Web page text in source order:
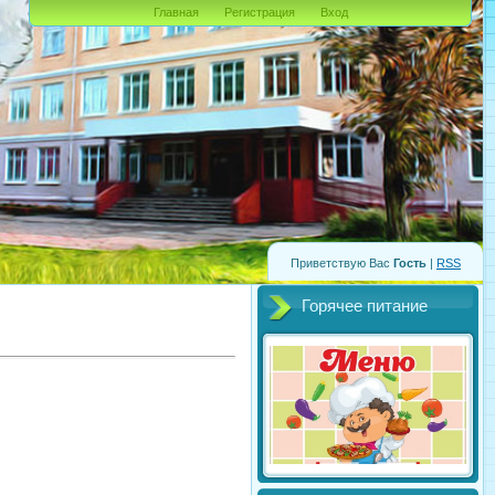
Приветствую Вас Гость | RSS
Главная Регистрация Вход
Горячее питание